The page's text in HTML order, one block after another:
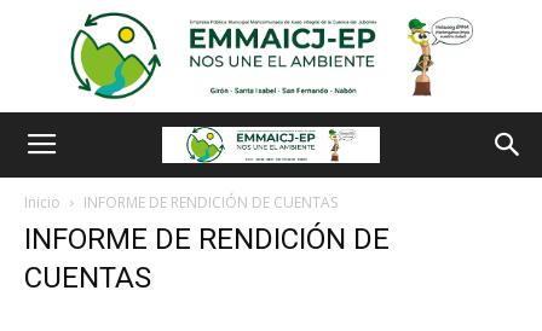
Inicio INFORME DE RENDICIÓN DE CUENTAS
INFORME DE RENDICIÓN DE
CUENTAS